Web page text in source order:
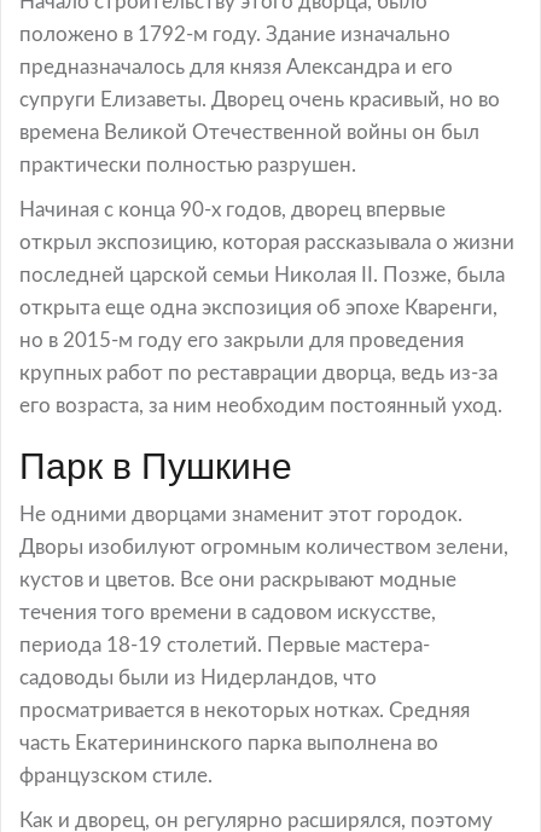
положено в 1792-м году. Здание изначально
предназначалось для князя Александра и его
супруги Елизаветы. Дворец очень красивый, но во
времена Великой Отечественной войны он был
практически полностью разрушен.
Начиная с конца 90-х годов, дворец впервые
открыл экспозицию, которая рассказывала о жизни
последней царской семьи Николая II. Позже, была
открыта еще одна экспозиция об эпохе Кваренги,
но в 2015-м году его закрыли для проведения
крупных работ по реставрации дворца, ведь из-за
его возраста, за ним необходим постоянный уход.
Парк в Пушкине
Не одними дворцами знаменит этот городок.
Дворы изобилуют огромным количеством зелени,
кустов и цветов. Все они раскрывают модные
течения того времени в садовом искусстве,
периода 18-19 столетий. Первые мастера-
садоводы были из Нидерландов, что
просматривается в некоторых нотках. Средняя
часть Екатерининского парка выполнена во
французском стиле.
Как и дворец, он регулярно расширялся, поэтому